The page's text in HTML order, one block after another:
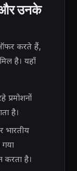
और उनके
करते हैं,
है। यहाँ
प्रमोशनों
है।
भारतीय
करता है।